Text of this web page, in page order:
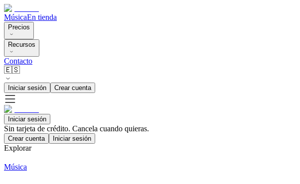
MúsicaEn tienda
Precios
Recursos
Contacto
🇪🇸
Iniciar sesión Crear cuenta
Iniciar sesión
Sin tarjeta de crédito. Cancela cuando quieras.
Crear cuenta Iniciar sesión
Explorar
Música